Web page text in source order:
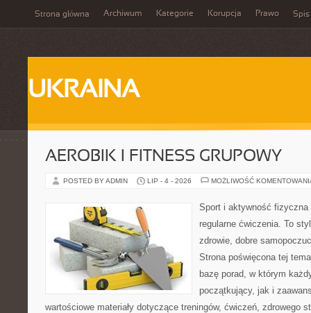
Strona główna Archiwum Kategorie Korupcja Prawo Spis
UKRAINA
AEROBIK I FITNESS GRUPOWY
POSTED BY ADMIN LIP - 4 - 2026 MOŻLIWOŚĆ
Sport i aktywność
regularne ćwiczenia. To
zdrowie, dobre
Strona poświęcona tej
bazę porad, w którym
początkujący, jak i
wartościowe materiały dotyczące treningów, ćwiczeń, zdrowego